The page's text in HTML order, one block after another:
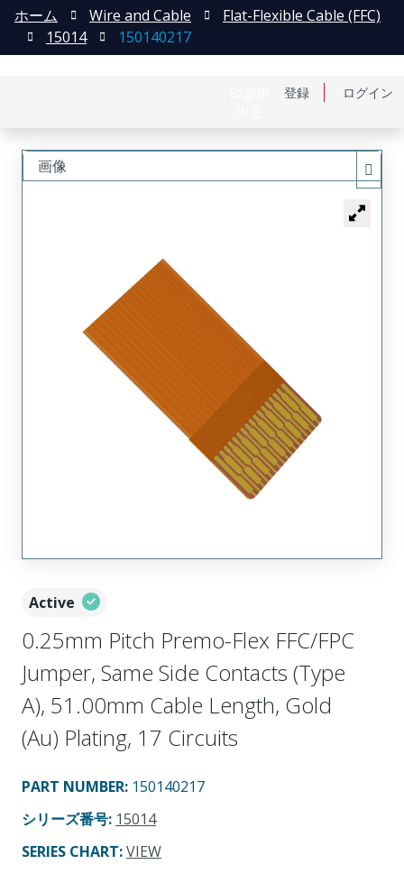
登録 ログイン
ホーム Wire and Cable
Flat-Flexible Cable (FFC)
15014
150140217
Active
0.25mm Pitch Premo-Flex FFC/FPC
Jumper, Same Side Contacts (Type
A), 51.00mm Cable Length, Gold
(Au) Plating, 17 Circuits
PART NUMBER: 150140217
シリーズ番号: 15014
SERIES CHART:VIEW
画像